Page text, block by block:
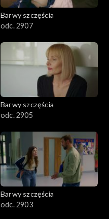
Barwy szczęścia
odc. 2907
Barwy szczęścia
odc. 2905
Barwy szczęścia
odc. 2903